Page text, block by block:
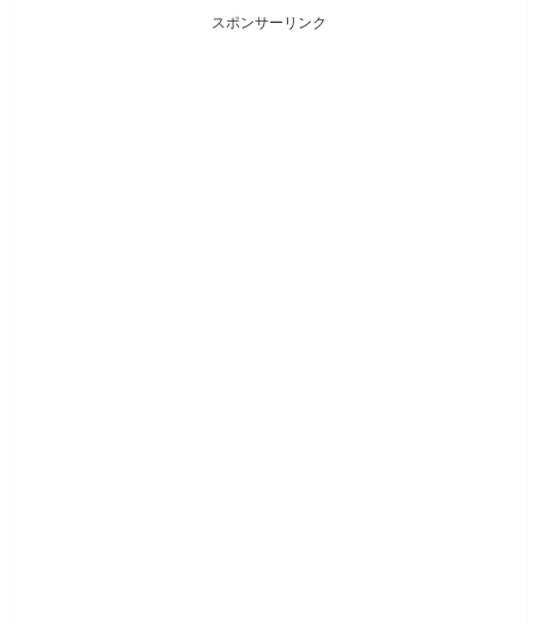
スポンサーリンク